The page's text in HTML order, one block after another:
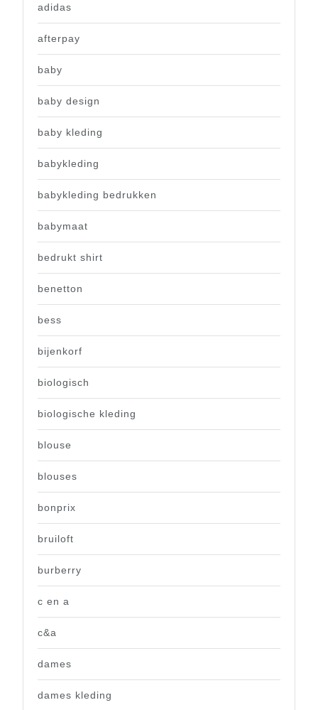
adidas
afterpay
baby
baby design
baby kleding
babykleding
babykleding bedrukken
babymaat
bedrukt shirt
benetton
bess
bijenkorf
biologisch
biologische kleding
blouse
blouses
bonprix
bruiloft
burberry
c en a
c&a
dames
dames kleding